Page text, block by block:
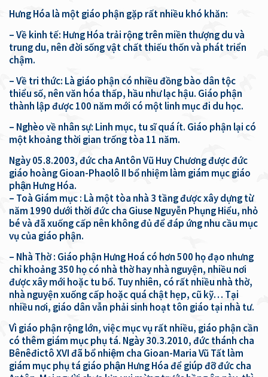
Hưng Hóa là một giáo phận gặp rất nhiều khó khăn:
– Về kinh tế: Hưng Hóa trải rộng trên miền thượng du và
trung du, nên đời sống vật chất thiếu thốn và phát triển
chậm.
– Về tri thức: Là giáo phận có nhiều đồng bào dân tộc
thiểu số, nên văn hóa thấp, hầu như lạc hậu. Giáo phận
thành lập được 100 năm mới có một linh mục đi du học.
– Nghèo về nhân sự: Linh mục, tu sĩ quá ít. Giáo phận lại có
một khoảng thời gian trống tòa 11 năm.
Ngày 05.8.2003, đức cha Antôn Vũ Huy Chương được đức
giáo hoàng Gioan-Phaolô II bổ nhiệm làm giám mục giáo
phận Hưng Hóa.
– Toà Giám mục : Là một tòa nhà 3 tầng được xây dựng từ
năm 1990 dưới thời đức cha Giuse Nguyễn Phụng Hiểu, nhỏ
bé và đã xuống cấp nên không đủ để đáp ứng nhu cầu mục
vụ của giáo phận.
– Nhà Thờ : Giáo phận Hưng Hoá có hơn 500 họ đạo nhưng
chỉ khoảng 350 họ có nhà thờ hay nhà nguyện, nhiều nơi
được xây mới hoặc tu bổ. Tuy nhiên, có rất nhiều nhà thờ,
nhà nguyện xuống cấp hoặc quá chật hẹp, cũ kỹ… Tại
nhiều nơi, giáo dân vẫn phải sinh hoạt tôn giáo tại nhà tư.
Vì giáo phận rộng lớn, việc mục vụ rất nhiều, giáo phận cần
có thêm giám mục phụ tá. Ngày 30.3.2010, đức thánh cha
Bênêđictô XVI đã bổ nhiệm cha Gioan-Maria Vũ Tất làm
giám mục phụ tá giáo phận Hưng Hóa để giúp đỡ đức cha